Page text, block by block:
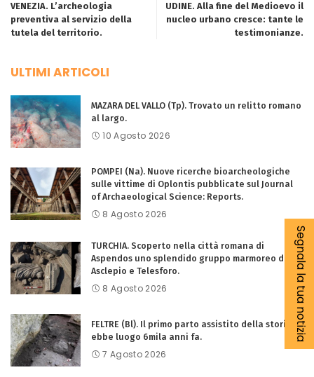
VENEZIA. L’archeologia
preventiva al servizio della
tutela del territorio.
UDINE. Alla fine del Medioevo il
nucleo urbano cresce: tante le
testimonianze.
ULTIMI ARTICOLI
MAZARA DEL VALLO (Tp). Trovato un relitto romano
al largo.
10 Agosto 2026
POMPEI (Na). Nuove ricerche bioarcheologiche
sulle vittime di Oplontis pubblicate sul Journal
of Archaeological Science: Reports.
8 Agosto 2026
TURCHIA. Scoperto nella città romana di
Aspendos uno splendido gruppo marmoreo di
Asclepio e Telesforo.
8 Agosto 2026
FELTRE (Bl). Il primo parto assistito della storia
ebbe luogo 6mila anni fa.
7 Agosto 2026
Segnala la tua notizia